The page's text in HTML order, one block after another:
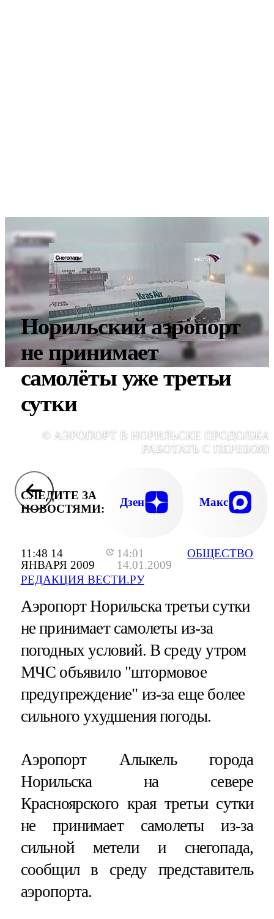
11:48 14
ЯНВАРЯ 2009
14:01
14.01.2009
РЕДАКЦИЯ ВЕСТИ.РУ
ОБЩЕСТВО
Норильский аэропорт
не принимает
самолёты уже третьи
сутки
© АЭРОПОРТ В НОРИЛЬСКЕ
РАБОТАТЬ С
СЛЕДИТЕ ЗА
НОВОСТЯМИ:
Дзен Макс
Аэропорт Норильска третьи сутки
не принимает самолеты из-за
погодных условий. В среду утром
МЧС объявило "штормовое
предупреждение" из-за еще более
сильного ухудшения погоды.
Аэропорт Алыкель города
Норильска на севере
Красноярского края третьи сутки
не принимает самолеты из-за
сильной метели и снегопада,
сообщил в среду представитель
аэропорта.